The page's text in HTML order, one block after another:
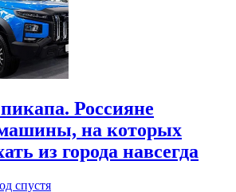
Россияне
на которых
из города навсегда
спустя